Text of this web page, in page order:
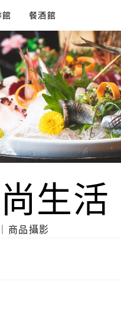
館 餐酒館
生活
商品攝影